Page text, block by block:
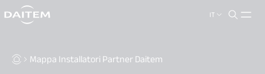
IT
search.label
Mappa Installatori Partner Daitem